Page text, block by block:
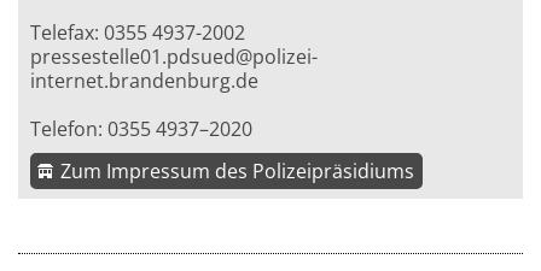
Telefax: 0355 4937-2002
pressestelle01.pdsued@polizei-
internet.brandenburg.de
Telefon: 0355 4937–2020
Zum Impressum des Polizeipräsidiums